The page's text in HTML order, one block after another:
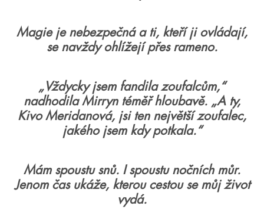
Magie je nebezpečná a ti, kteří ji ovládají,
se navždy ohlížejí přes rameno.
„Vždycky jsem fandila zoufalcům,“
nadhodila Mirryn téměř hloubavě. „A ty,
Kivo Meridanová, jsi ten největší zoufalec,
jakého jsem kdy potkala.“
Mám spoustu snů. I spoustu nočních můr.
Jenom čas ukáže, kterou cestou se můj život
vydá.